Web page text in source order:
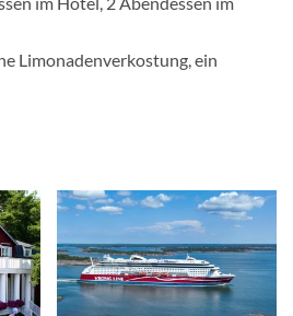
Limonadenverkostung, ein